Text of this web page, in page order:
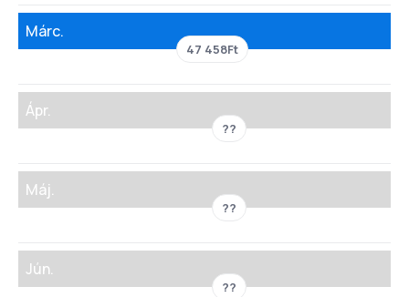
Márc.
47 458Ft
Ápr.
??
Máj.
??
Jún.
??